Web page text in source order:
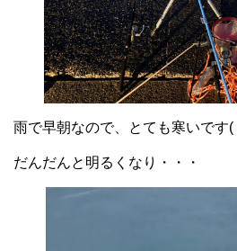
雨で早朝なので、とても寒いです(
だんだんと明るくなり・・・